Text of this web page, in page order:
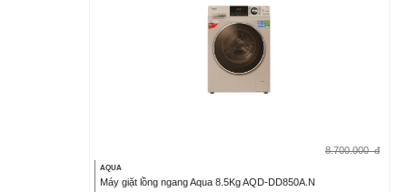
8.700.000 đ
AQUA
Máy giặt lồng ngang Aqua 8.5Kg AQD-DD850A.N